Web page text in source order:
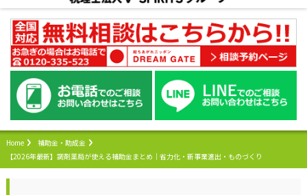
Home
補助金・助成金
【2026年最新】調剤薬局が使える補助金まとめ｜省力化・新事業進出・ものづくり